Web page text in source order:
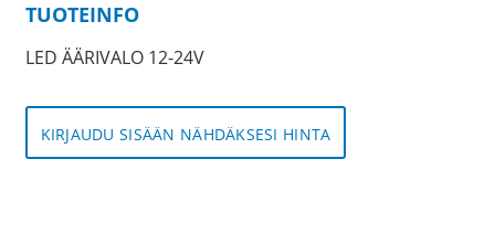
TUOTEINFO
LED ÄÄRIVALO 12-24V
KIRJAUDU SISÄÄN NÄHDÄKSESI HINTA